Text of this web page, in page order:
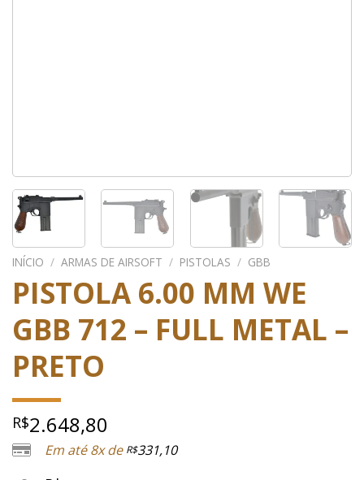
INÍCIO / ARMAS DE AIRSOFT / PISTOLAS / GBB
PISTOLA 6.00 MM WE
GBB 712 – FULL METAL –
PRETO
R$2.648,80
Em até 8x de R$331,10